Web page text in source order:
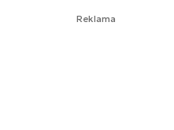
Reklama